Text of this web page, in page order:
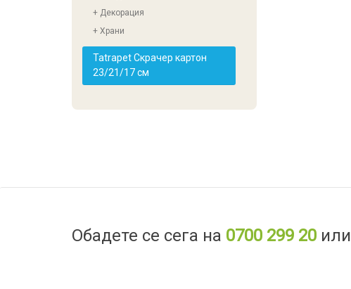
+ Декорация
+ Храни
Tatrapet Скрачер картон
23/21/17 см
Обадете се сега на 0700 299 20или